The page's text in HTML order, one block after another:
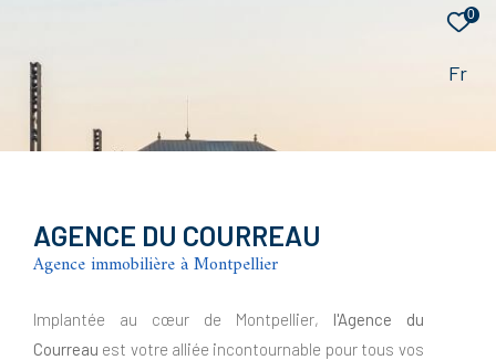
0
Fr
AGENCE DU COURREAU
Agence immobilière à Montpellier
Implantée au cœur de Montpellier, l'Agence du
Courreau est votre alliée incontournable pour tous vos